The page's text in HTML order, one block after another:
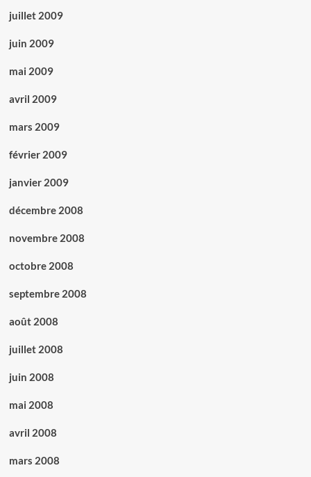
juillet 2009
juin 2009
mai 2009
avril 2009
mars 2009
février 2009
janvier 2009
décembre 2008
novembre 2008
octobre 2008
septembre 2008
août 2008
juillet 2008
juin 2008
mai 2008
avril 2008
mars 2008